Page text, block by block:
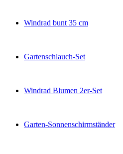
Windrad bunt 35 cm
Gartenschlauch-Set
Windrad Blumen 2er-Set
Garten-Sonnenschirmständer